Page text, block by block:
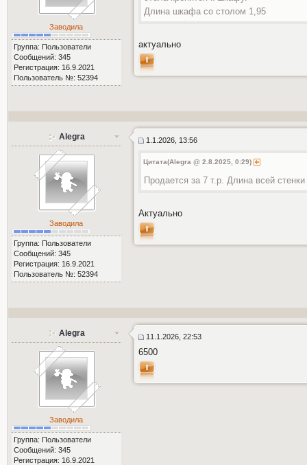
Заводила
Группа: Пользователи
Сообщений: 345
Регистрация: 16.9.2021
Пользователь №: 52394
Длина шкафа со столом 1,95
актуально
Alegra
Заводила
Группа: Пользователи
Сообщений: 345
Регистрация: 16.9.2021
Пользователь №: 52394
1.1.2026, 13:56
Цитата(Alegra @ 2.8.2025, 0:29)
Продается за 7 т.р. Длина всей
Актуально
Alegra
Заводила
Группа: Пользователи
Сообщений: 345
Регистрация: 16.9.2021
11.1.2026, 22:53
6500